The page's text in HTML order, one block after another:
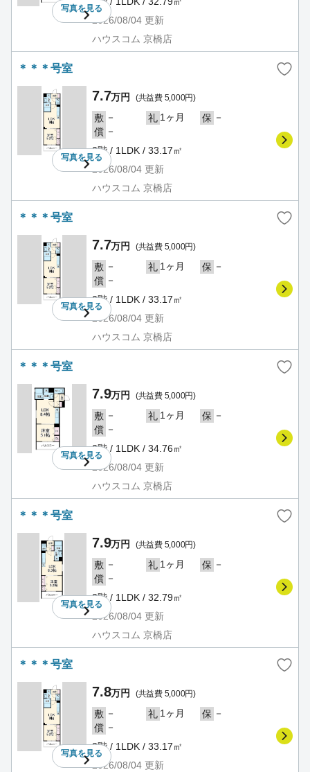
写真を見る
2026/08/04 更新
ハウスコム 京橋店
＊＊＊号室
写真を見る
7.7万円 (共益費 5,000円)
敷 － 礼 1ヶ月 保 －
償 －
2階 / 1LDK / 33.17㎡
2026/08/04 更新
ハウスコム 京橋店
＊＊＊号室
写真を見る
7.7万円 (共益費 5,000円)
敷 － 礼 1ヶ月 保 －
償 －
2階 / 1LDK / 33.17㎡
2026/08/04 更新
ハウスコム 京橋店
＊＊＊号室
写真を見る
7.9万円 (共益費 5,000円)
敷 － 礼 1ヶ月 保 －
償 －
2階 / 1LDK / 34.76㎡
2026/08/04 更新
ハウスコム 京橋店
＊＊＊号室
写真を見る
7.9万円 (共益費 5,000円)
敷 － 礼 1ヶ月 保 －
償 －
3階 / 1LDK / 32.79㎡
2026/08/04 更新
ハウスコム 京橋店
＊＊＊号室
写真を見る
7.8万円 (共益費 5,000円)
敷 － 礼 1ヶ月 保 －
償 －
3階 / 1LDK / 33.17㎡
2026/08/04 更新